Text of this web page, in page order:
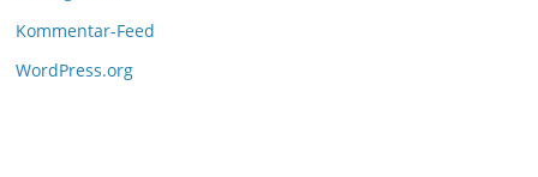
Kommentar-Feed
WordPress.org